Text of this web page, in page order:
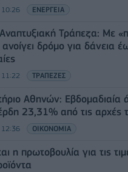
ΕΝΕΡΓΕΙΑ
Τράπεζα: Με
δρόμο για δάνεια
ΤΡΑΠΕΖΕΣ
Αθηνών: Εβδομαδιαία
23,31% από τις αρχές
ΟΙΚΟΝΟΜΙΑ
η πρωτοβουλία για τις